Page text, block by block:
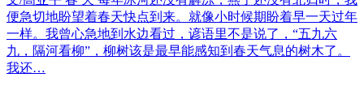
便急切地盼望着春天快点到来。就像小时候期盼着早一天过年
一样。我曾心急地到水边看过，谚语里不是说了，“五九六
九，隔河看柳”，柳树该是最早能感知到春天气息的树木了。
我还…